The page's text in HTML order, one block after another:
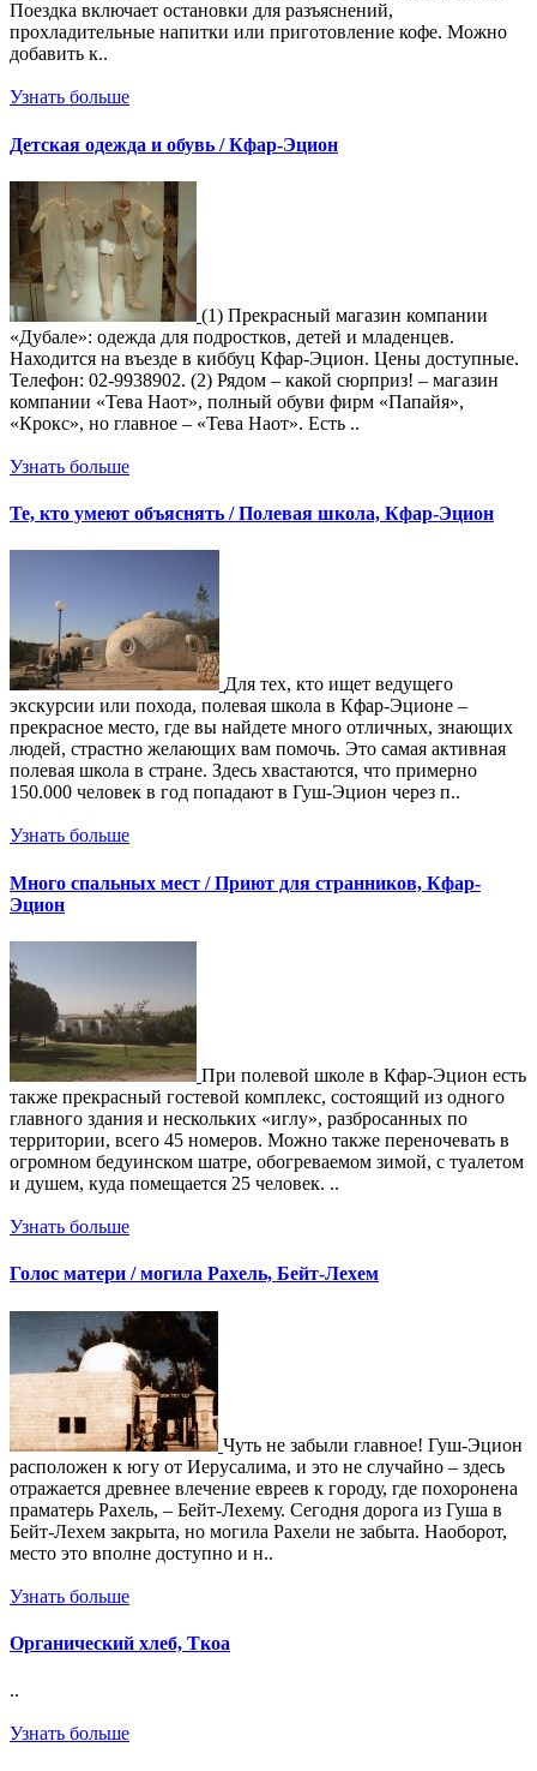
Поездка включает остановки для разъяснений,
прохладительные напитки или приготовление кофе. Можно
добавить к..
Узнать больше
Детская одежда и обувь / Кфар-Эцион
(1) Прекрасный магазин компании
«Дубале»: одежда для подростков, детей и младенцев.
Находится на въезде в киббуц Кфар-Эцион. Цены доступные.
Телефон: 02-9938902. (2) Рядом – какой сюрприз! – магазин
компании «Тева Наот», полный обуви фирм «Папайя»,
«Крокс», но главное – «Тева Наот». Есть ..
Узнать больше
Те, кто умеют объяснять / Полевая школа, Кфар-Эцион
Для тех, кто ищет ведущего
экскурсии или похода, полевая школа в Кфар-Эционе –
прекрасное место, где вы найдете много отличных, знающих
людей, страстно желающих вам помочь. Это самая активная
полевая школа в стране. Здесь хвастаются, что примерно
150.000 человек в год попадают в Гуш-Эцион через п..
Узнать больше
Много спальных мест / Приют для странников, Кфар-
Эцион
При полевой школе в Кфар-Эцион есть
также прекрасный гостевой комплекс, состоящий из одного
главного здания и нескольких «иглу», разбросанных по
территории, всего 45 номеров. Можно также переночевать в
огромном бедуинском шатре, обогреваемом зимой, с туалетом
и душем, куда помещается 25 человек. ..
Узнать больше
Голос матери / могила Рахель, Бейт-Лехем
Чуть не забыли главное! Гуш-Эцион
расположен к югу от Иерусалима, и это не случайно – здесь
отражается древнее влечение евреев к городу, где похоронена
праматерь Рахель, – Бейт-Лехему. Сегодня дорога из Гуша в
Бейт-Лехем закрыта, но могила Рахели не забыта. Наоборот,
место это вполне доступно и н..
Узнать больше
Органический хлеб, Ткоа
..
Узнать больше